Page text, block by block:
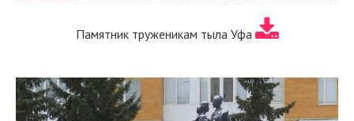
Памятник труженикам тыла Уфа